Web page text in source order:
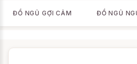
ĐỒ NGỦ GỢI CẢM ĐỒ NGỦ